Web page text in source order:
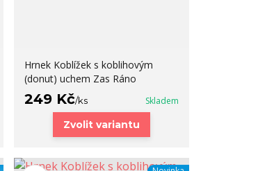
Hrnek Koblížek s koblihovým
(donut) uchem Zas Ráno
249 Kč/ks Skladem
Zvolit variantu